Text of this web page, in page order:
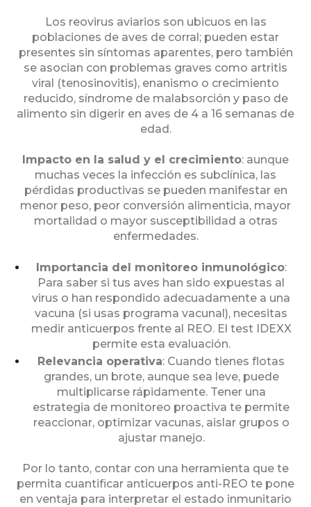
Los reovirus aviarios son ubicuos en las
poblaciones de aves de corral; pueden estar
presentes sin síntomas aparentes, pero también
se asocian con problemas graves como artritis
viral (tenosinovitis), enanismo o crecimiento
reducido, síndrome de malabsorción y paso de
alimento sin digerir en aves de 4 a 16 semanas de
edad.
Impacto en la salud y el crecimiento: aunque
muchas veces la infección es subclínica, las
pérdidas productivas se pueden manifestar en
menor peso, peor conversión alimenticia, mayor
mortalidad o mayor susceptibilidad a otras
enfermedades.
Importancia del monitoreo inmunológico:
Para saber si tus aves han sido expuestas al
virus o han respondido adecuadamente a una
vacuna (si usas programa vacunal), necesitas
medir anticuerpos frente al REO. El test IDEXX
permite esta evaluación.
Relevancia operativa: Cuando tienes flotas
grandes, un brote, aunque sea leve, puede
multiplicarse rápidamente. Tener una
estrategia de monitoreo proactiva te permite
reaccionar, optimizar vacunas, aislar grupos o
ajustar manejo.
Por lo tanto, contar con una herramienta que te
permita cuantificar anticuerpos anti-REO te pone
en ventaja para interpretar el estado inmunitario